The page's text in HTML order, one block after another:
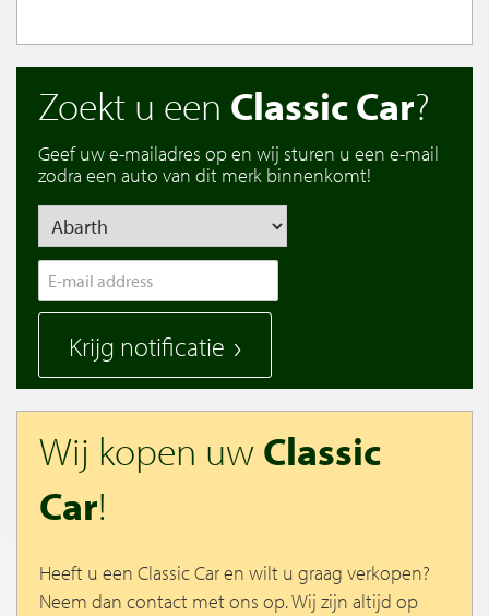
Zoekt u een Classic Car?
Geef uw e-mailadres op en wij sturen u een e-mail
zodra een auto van dit merk binnenkomt!
Krijg notificatie
Wij kopen uwClassic
Car!
Heeft u een Classic Car en wilt u graag verkopen?
Neem dan contact met ons op. Wij zijn altijd op